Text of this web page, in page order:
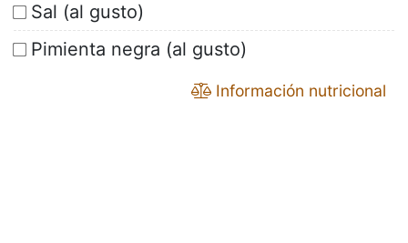
Sal (al gusto)
Pimienta negra (al gusto)
Información nutricional